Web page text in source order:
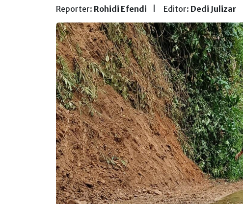
Reporter: Rohidi Efendi Editor: Dedi Julizar